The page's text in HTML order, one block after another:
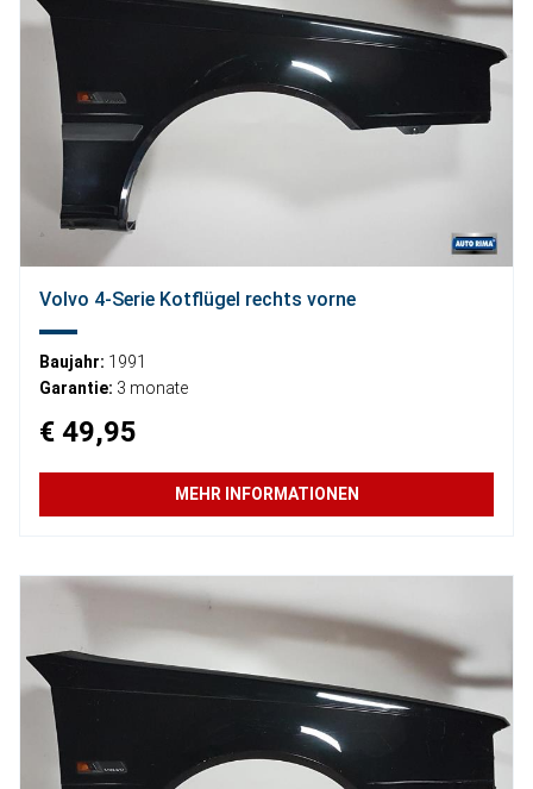
Volvo 4-Serie Kotflügel rechts vorne
Baujahr: 1991
Garantie: 3 monate
€ 49,95
MEHR INFORMATIONEN